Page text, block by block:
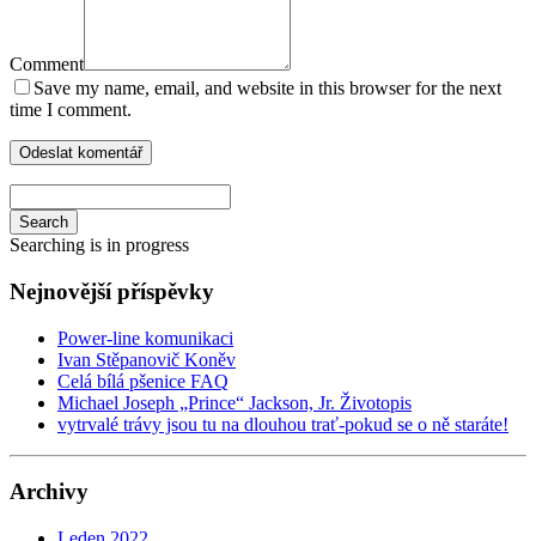
Comment
Save my name, email, and website in this browser for the next
time I comment.
Search
Searching is in progress
Nejnovější příspěvky
Power-line komunikaci
Ivan Stěpanovič Koněv
Celá bílá pšenice FAQ
Michael Joseph „Prince“ Jackson, Jr. Životopis
vytrvalé trávy jsou tu na dlouhou trať-pokud se o ně staráte!
Archivy